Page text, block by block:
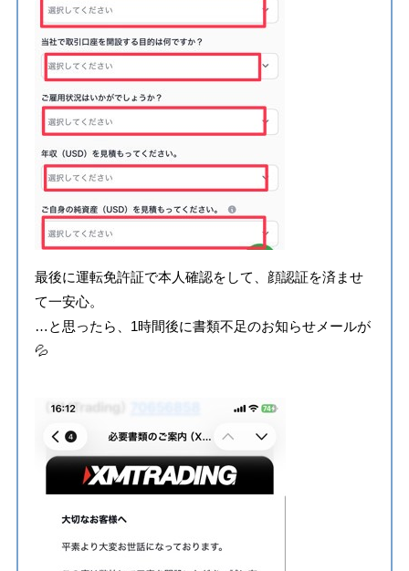
最後に運転免許証で本人確認をして、顔認証を済ませ
て一安心。
…と思ったら、1時間後に書類不足のお知らせメールが
💦